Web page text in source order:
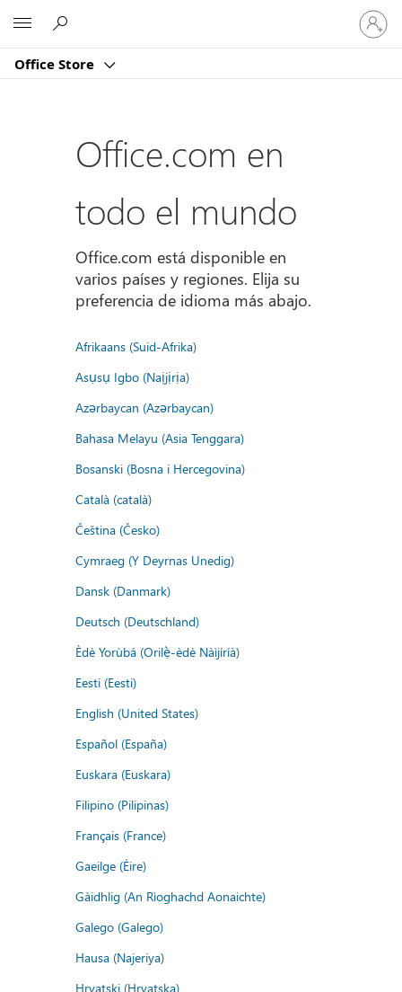
Office Store
Iniciar
sesión
en
cuenta
Office.com en
todo el mundo
Office.com está disponible en
varios países y regiones. Elija su
preferencia de idioma más abajo.
Afrikaans (Suid-Afrika)
Asụsụ Igbo (Naịjịrịa)
Azərbaycan (Azərbaycan)
Bahasa Melayu (Asia Tenggara)
Bosanski (Bosna i Hercegovina)
Català (català)
Čeština (Česko)
Cymraeg (Y Deyrnas Unedig)
Dansk (Danmark)
Deutsch (Deutschland)
Èdè Yorùbá (Orilẹ̀-èdè Nàìjíríà)
Eesti (Eesti)
English (United States)
Español (España)
Euskara (Euskara)
Filipino (Pilipinas)
Français (France)
Gaeilge (Éire)
Gàidhlig (An Rìoghachd Aonaichte)
Galego (Galego)
Hausa (Najeriya)
Hrvatski (Hrvatska)